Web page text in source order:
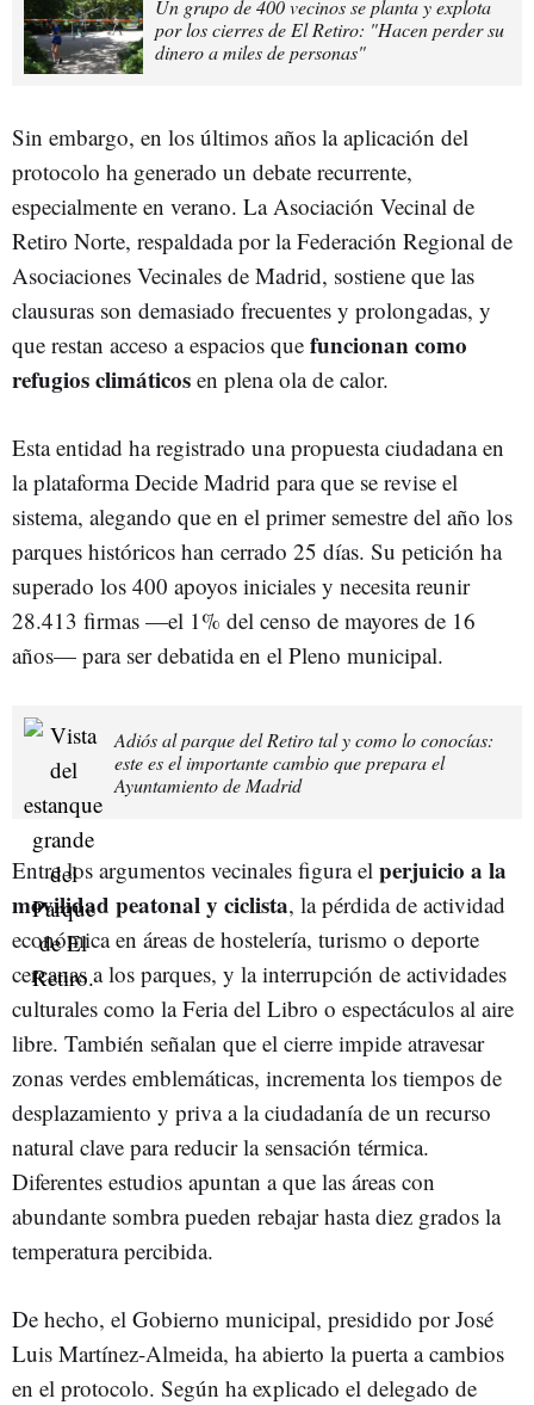
Un grupo de 400 vecinos se planta y explota
por los cierres de El Retiro: "Hacen perder su
dinero a miles de personas"
Sin embargo, en los últimos años la aplicación del
protocolo ha generado un debate recurrente,
especialmente en verano. La Asociación Vecinal de
Retiro Norte, respaldada por la Federación Regional de
Asociaciones Vecinales de Madrid, sostiene que las
clausuras son demasiado frecuentes y prolongadas, y
que restan acceso a espacios que funcionan como
refugios climáticos en plena ola de calor.
Esta entidad ha registrado una propuesta ciudadana en
la plataforma Decide Madrid para que se revise el
sistema, alegando que en el primer semestre del año los
parques históricos han cerrado 25 días. Su petición ha
superado los 400 apoyos iniciales y necesita reunir
28.413 firmas —el 1% del censo de mayores de 16
años— para ser debatida en el Pleno municipal.
Adiós al parque del Retiro tal y como lo conocías:
este es el importante cambio que prepara el
Ayuntamiento de Madrid
Entre los argumentos vecinales figura el perjuicio a la
movilidad peatonal y ciclista, la pérdida de actividad
económica en áreas de hostelería, turismo o deporte
cercanas a los parques, y la interrupción de actividades
culturales como la Feria del Libro o espectáculos al aire
libre. También señalan que el cierre impide atravesar
zonas verdes emblemáticas, incrementa los tiempos de
desplazamiento y priva a la ciudadanía de un recurso
natural clave para reducir la sensación térmica.
Diferentes estudios apuntan a que las áreas con
abundante sombra pueden rebajar hasta diez grados la
temperatura percibida.
De hecho, el Gobierno municipal, presidido por José
Luis Martínez-Almeida, ha abierto la puerta a cambios
en el protocolo. Según ha explicado el delegado de